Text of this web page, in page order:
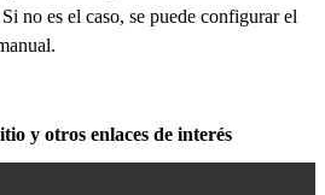
no es el caso, se puede configurar el
y otros enlaces de interés